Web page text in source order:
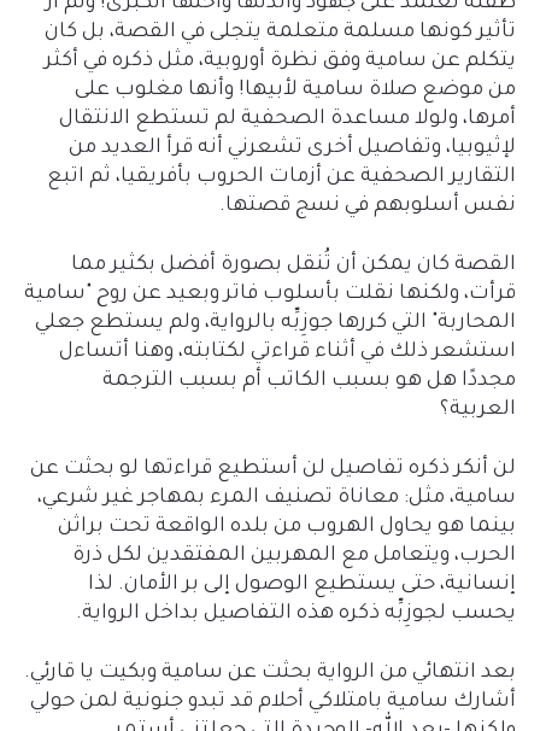
تأثير كونها مسلمة متعلمة يتجلى في القصة، بل كان
يتكلم عن سامية وفق نظرة أوروبية، مثل ذكره في أكثر
من موضع صلاة سامية لأبيها! وأنها مغلوب على
أمرها، ولولا مساعدة الصحفية لم تستطع الانتقال
لإثيوبيا، وتفاصيل أخرى تشعرني أنه قرأ العديد من
التقارير الصحفية عن أزمات الحروب بأفريقيا، ثم اتبع
نفس أسلوبهم في نسج قصتها.
القصة كان يمكن أن تُنقل بصورة أفضل بكثير مما
قرأت، ولكنها نقلت بأسلوب فاتر وبعيد عن روح "سامية
المحاربة" التي كررها جوزِبِّه بالرواية، ولم يستطع جعلي
استشعر ذلك في أثناء قراءتي لكتابته، وهنا أتساءل
مجددًا هل هو بسبب الكاتب أم بسبب الترجمة
العربية؟
لن أنكر ذكره تفاصيل لن أستطيع قراءتها لو بحثت عن
سامية، مثل: معاناة تصنيف المرء بمهاجر غير شرعي،
بينما هو يحاول الهروب من بلده الواقعة تحت براثن
الحرب، ويتعامل مع المهربين المفتقدين لكل ذرة
إنسانية، حتى يستطيع الوصول إلى بر الأمان. لذا
يحسب لجوزِبِّه ذكره هذه التفاصيل بداخل الرواية.
بعد انتهائي من الرواية بحثت عن سامية وبكيت يا قارئي.
أشارك سامية بامتلاكي أحلام قد تبدو جنونية لمن حولي